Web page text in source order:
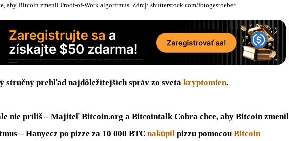
aby Bitcoin zmenil Proof-of-Work algoritmus. Zdroj: shutterstock.com/fotogestoeber
stručný prehľad najdôležitejších správ zo sveta kryptomien.
nie príliš – Majiteľ Bitcoin.org a Bitcointalk Cobra chce, aby Bitcoin zmenil
– Hanyecz po pizze za 10 000 BTC nakúpil pizzu pomocou Bitcoin